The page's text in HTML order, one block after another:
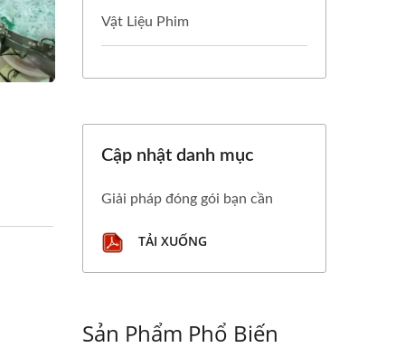
Vật Liệu Phim
Cập nhật danh mục
Giải pháp đóng gói bạn cần
TẢI XUỐNG
Sản Phẩm Phổ Biến